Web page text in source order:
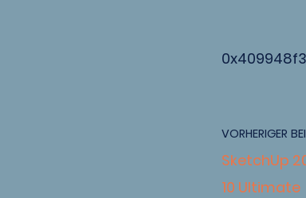
0x409948f3
VORHERIGER
SketchUp
10 Ultimate